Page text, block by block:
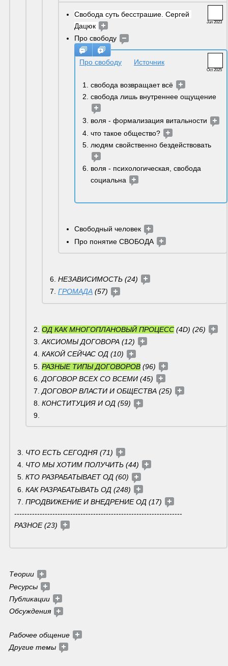
Jun 2023
Свобода суть бесстрашие. Сергей
Дацюк
Про свободу
Oct 2025
Про свободу Источник
свобода возвращает всё
свобода лишь внутреннее ощущение
воля - формализация витальности
что такое общество?
людям свойственно бездействовать
воля - психологическая, свобода
социальна
Свободный человек
Про понятие СВОБОДА
НЕЗАВИСИМОСТЬ (24)
ГРОМАДА (57)
ОД КАК МНОГОПЛАНОВЫЙ ПРОЦЕСС (4D) (26)
АКСИОМЫ ДОГОВОРА (12)
КАКОЙ СЕЙЧАС ОД (10)
РАЗНЫЕ ТИПЫ ДОГОВОРОВ (96)
ДОГОВОР ВСЕХ СО ВСЕМИ (45)
ДОГОВОР ВЛАСТИ И ОБЩЕСТВА (25)
КОНСТИТУЦИЯ И ОД (59)
ЧТО ЕСТЬ СЕГОДНЯ (71)
ЧТО МЫ ХОТИМ ПОЛУЧИТЬ (44)
КТО РАЗРАБАТЫВАЕТ ОД (60)
КАК РАЗРАБАТЫВАТЬ ОД (248)
ПРОДВИЖЕНИЕ И ВНЕДРЕНИЕ ОД (17)
------------------------------------------------------------------
РАЗНОЕ (23)
Теории
Ресурсы
Публикации
Обсуждения
Рабочее общение
Другие темы